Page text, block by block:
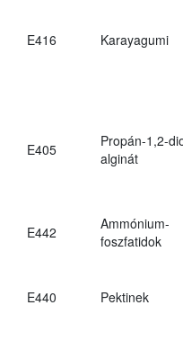
E416 Karayagumi
E405
Propán-1,2-
alginát
E442
Ammónium-
foszfatidok
E440 Pektinek